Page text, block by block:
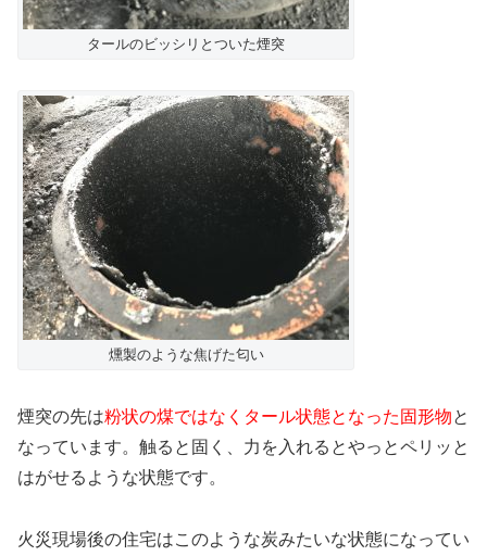
タールのビッシリとついた煙突
燻製のような焦げた匂い
煙突の先は粉状の煤ではなくタール状態となった固形物と
なっています。触ると固く、力を入れるとやっとペリッと
はがせるような状態です。
火災現場後の住宅はこのような炭みたいな状態になってい